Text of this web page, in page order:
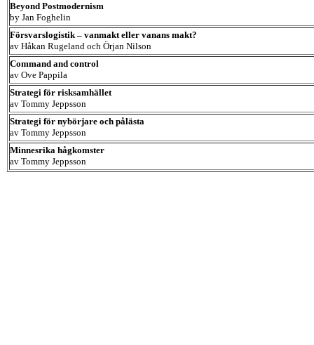
Beyond Postmodernism
by Jan Foghelin
Försvarslogistik – vanmakt eller vanans makt?
av Håkan Rugeland och Örjan Nilson
Command and control
av Ove Pappila
Strategi för risksamhället
av Tommy Jeppsson
Strategi för nybörjare och pålästa
av Tommy Jeppsson
Minnesrika hågkomster
av Tommy Jeppsson